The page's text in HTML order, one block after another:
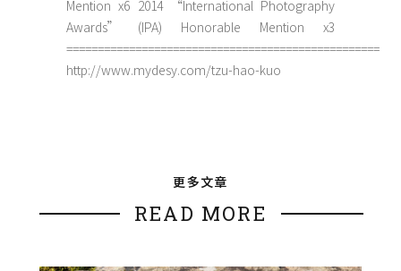
Mention x6 2014 “International Photography
Awards” (IPA) Honorable Mention x3
==================================================
http://www.mydesy.com/tzu-hao-kuo
更多文章
READ MORE